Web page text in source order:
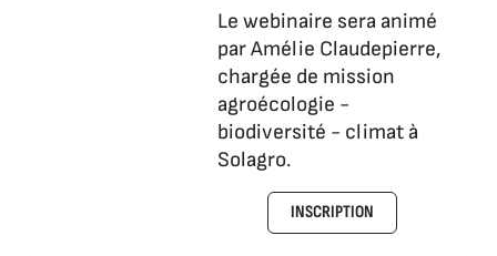
Le webinaire sera animé
par Amélie Claudepierre,
chargée de mission
agroécologie -
biodiversité - climat à
Solagro.
INSCRIPTION